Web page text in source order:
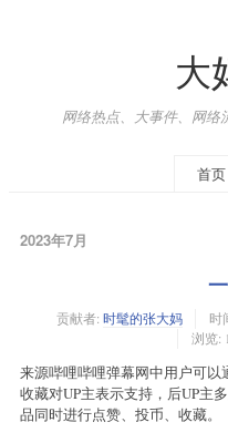
大
网络热点、大事件、网络
首页
2023年7月
贡献者: 时髦的张大妈 时
浏览:
来源哔哩哔哩弹幕网中用户可以
收藏对UP主表示支持，后UP主
品同时进行点赞、投币、收藏。